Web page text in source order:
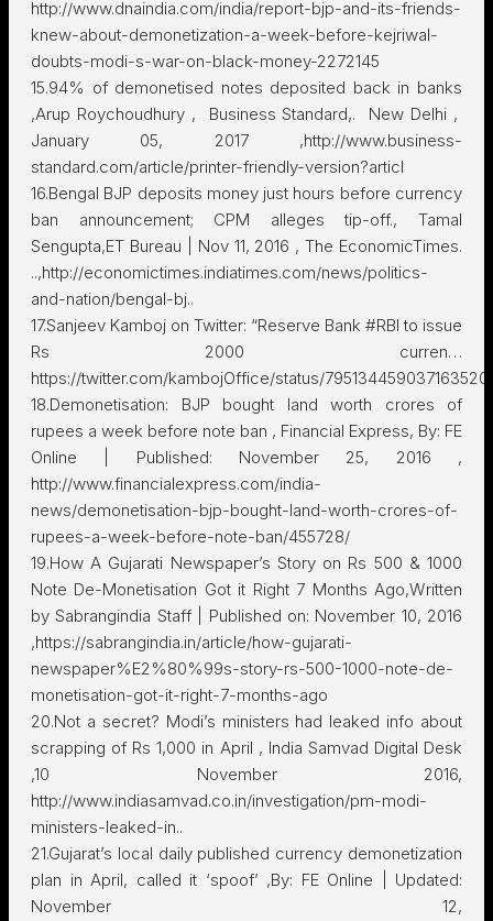
http://www.dnaindia.com/india/report-bjp-and-its-friends-
knew-about-demonetization-a-week-before-kejriwal-
doubts-modi-s-war-on-black-money-2272145
15.94% of demonetised notes deposited back in banks
,Arup Roychoudhury , Business Standard,. New Delhi ,
January 05, 2017 ,http://www.business-
standard.com/article/printer-friendly-version?articl
16.Bengal BJP deposits money just hours before currency
ban announcement; CPM alleges tip-off., Tamal
Sengupta,ET Bureau | Nov 11, 2016 , The EconomicTimes.
..,http://economictimes.indiatimes.com/news/politics-
and-nation/bengal-bj..
17.Sanjeev Kamboj on Twitter: “Reserve Bank #RBI to issue
Rs 2000 curren…
https://twitter.com/kambojOffice/status/
18.Demonetisation: BJP bought land worth crores of
rupees a week before note ban , Financial Express, By: FE
Online | Published: November 25, 2016 ,
http://www.financialexpress.com/india-
news/demonetisation-bjp-bought-land-worth-crores-of-
rupees-a-week-before-note-ban/455728/
19.How A Gujarati Newspaper’s Story on Rs 500 & 1000
Note De-Monetisation Got it Right 7 Months Ago,Written
by Sabrangindia Staff | Published on: November 10, 2016
,https://sabrangindia.in/article/how-gujarati-
newspaper%E2%80%99s-story-rs-500-1000-note-de-
monetisation-got-it-right-7-months-ago
20.Not a secret? Modi’s ministers had leaked info about
scrapping of Rs 1,000 in April , India Samvad Digital Desk
,10 November 2016,
http://www.indiasamvad.co.in/investigation/pm-modi-
ministers-leaked-in..
21.Gujarat’s local daily published currency demonetization
plan in April, called it ‘spoof’ ,By: FE Online | Updated:
November 12,